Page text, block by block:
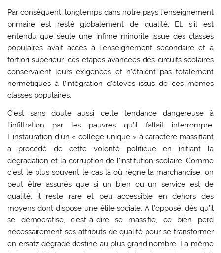
Par conséquent, longtemps dans notre pays l’enseignement
primaire est resté globalement de qualité. Et, s’il est
entendu que seule une infime minorité issue des classes
populaires avait accès à l’enseignement secondaire et a
fortiori supérieur, ces étapes avancées des circuits scolaires
conservaient leurs exigences et n’étaient pas totalement
hermétiques à l’intégration d’élèves issus de ces mêmes
classes populaires.
C’est sans doute aussi cette tendance dangereuse à
l’infiltration par les pauvres qu’il fallait interrompre.
L’instauration d’un « collège unique » à caractère massifiant
a procédé de cette volonté politique en initiant la
dégradation et la corruption de l’institution scolaire. Comme
c’est le plus souvent le cas là où règne la marchandise, on
peut être assurés que si un bien ou un service est de
qualité, il reste rare et peu accessible en dehors des
moyens dont dispose une élite sociale. A l’opposé, dès qu’il
se démocratise, c’est-à-dire se massifie, ce bien perd
nécessairement ses attributs de qualité pour se transformer
en ersatz dégradé destiné au plus grand nombre. La même